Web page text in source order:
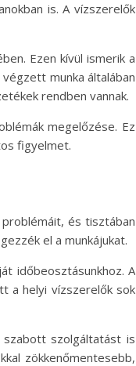
is. A vízszerelők
Ezen kívül ismerik a
munka általában
rendben vannak.
megelőzése. Ez
figyelmet.
és tisztában
el a munkájukat.
időbeosztásunkhoz. A
a helyi vízszerelők sok
szabott szolgáltatást is
zökkenőmentesebb,